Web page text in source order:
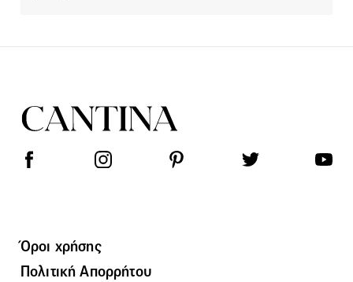
Όροι χρήσης
Πολιτική Απορρήτου